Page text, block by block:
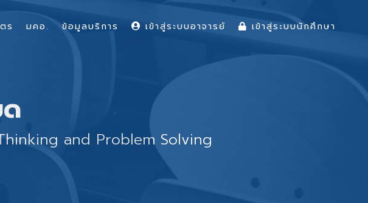
and Problem Solving
ร มคอ. ข้อมูลบริการ เข้าสู่ระบบอาจารย์ เข้าสู่ระบบนักศึกษา